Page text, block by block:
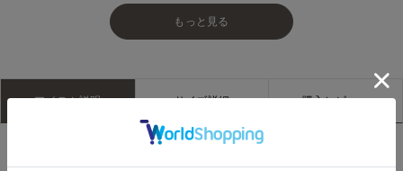
もっと見る
アイテム説明 サイズ詳細 購入レビュー